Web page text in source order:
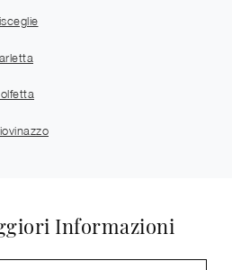
Informazioni